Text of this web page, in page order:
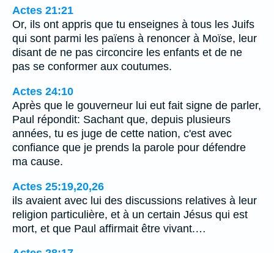
Actes 21:21
Or, ils ont appris que tu enseignes à tous les Juifs
qui sont parmi les païens à renoncer à Moïse, leur
disant de ne pas circoncire les enfants et de ne
pas se conformer aux coutumes.
Actes 24:10
Après que le gouverneur lui eut fait signe de parler,
Paul répondit: Sachant que, depuis plusieurs
années, tu es juge de cette nation, c'est avec
confiance que je prends la parole pour défendre
ma cause.
Actes 25:19,20,26
ils avaient avec lui des discussions relatives à leur
religion particulière, et à un certain Jésus qui est
mort, et que Paul affirmait être vivant.…